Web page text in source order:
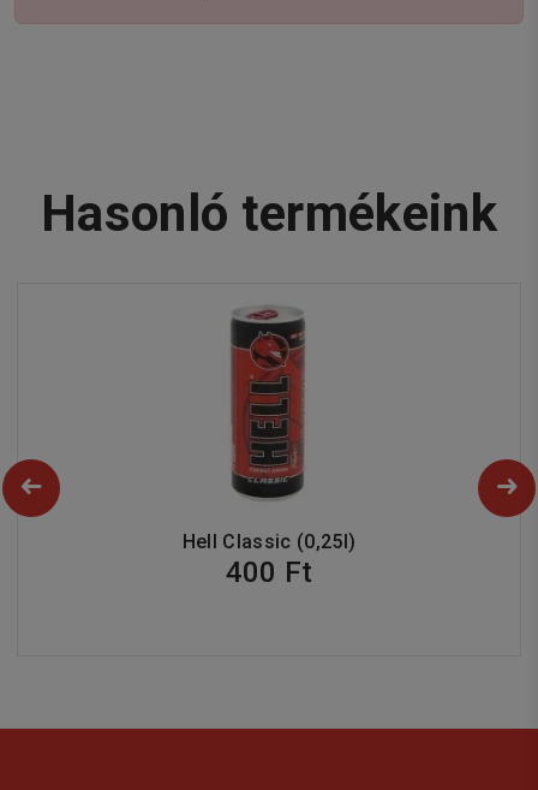
Hasonló termékeink
Hell Classic (0,25l)
400 Ft